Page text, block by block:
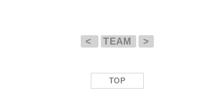
< TEAM >
TOP